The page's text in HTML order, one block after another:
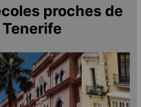
proches de
Tenerife